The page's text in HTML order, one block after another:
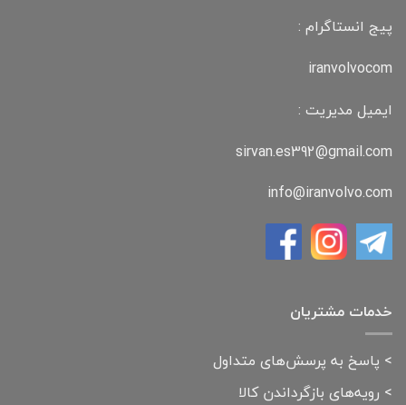
پیج انستاگرام :
iranvolvocom
ایمیل مدیریت :
sirvan.es392@gmail.com
info@iranvolvo.com
خدمات مشتریان
> پاسخ به پرسش‌های متداول
> رویه‌های بازگرداندن کالا